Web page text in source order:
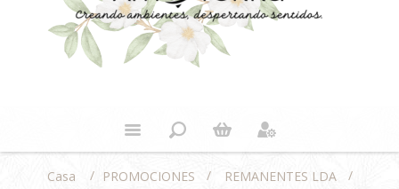
Casa / PROMOCIONES / REMANENTES LDA
/